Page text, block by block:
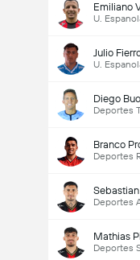
Emiliano
U.
Julio
U.
Diego
Deportes
Branco
Deportes
Deportes
Mathias
Deportes